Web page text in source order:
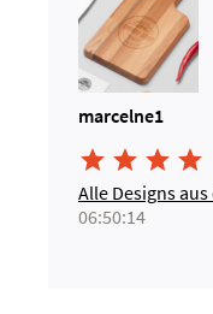
marcelne1
   
Alle Designs
06:50:14